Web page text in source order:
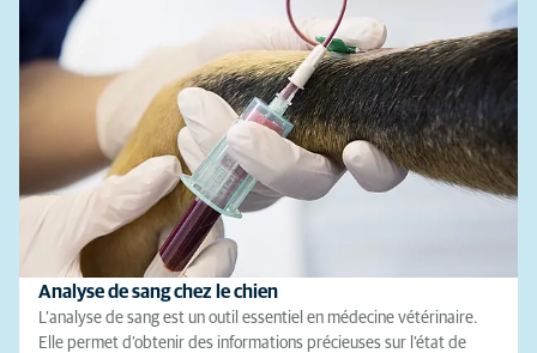
Analyse de sang chez le chien
L’analyse de sang est un outil essentiel en médecine vétérinaire.
Elle permet d’obtenir des informations précieuses sur l’état de